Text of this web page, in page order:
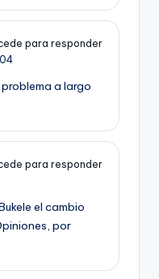
para responder
problema a largo
para responder
el cambio
por